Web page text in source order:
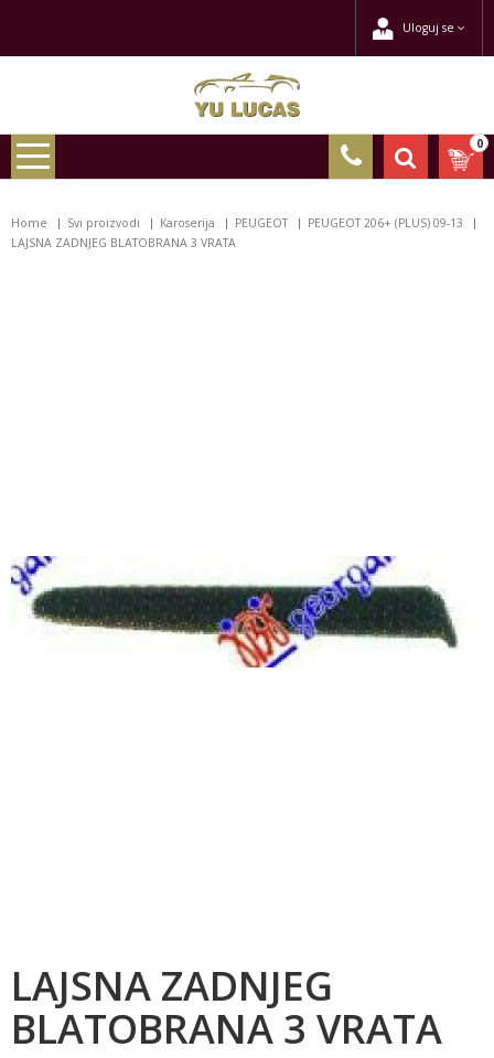
Uloguj se
0
Home Svi proizvodi Karoserija PEUGEOT
PEUGEOT 206+ (PLUS) 09-13
LAJSNA ZADNJEG BLATOBRANA 3 VRATA
LAJSNA ZADNJEG
BLATOBRANA 3 VRATA